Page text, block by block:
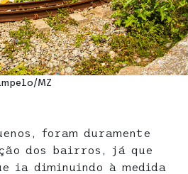
MZ
foram duramente
dos bairros, já que
ia diminuindo à medida